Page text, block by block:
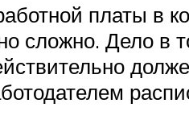
платы в
сложно. Дело